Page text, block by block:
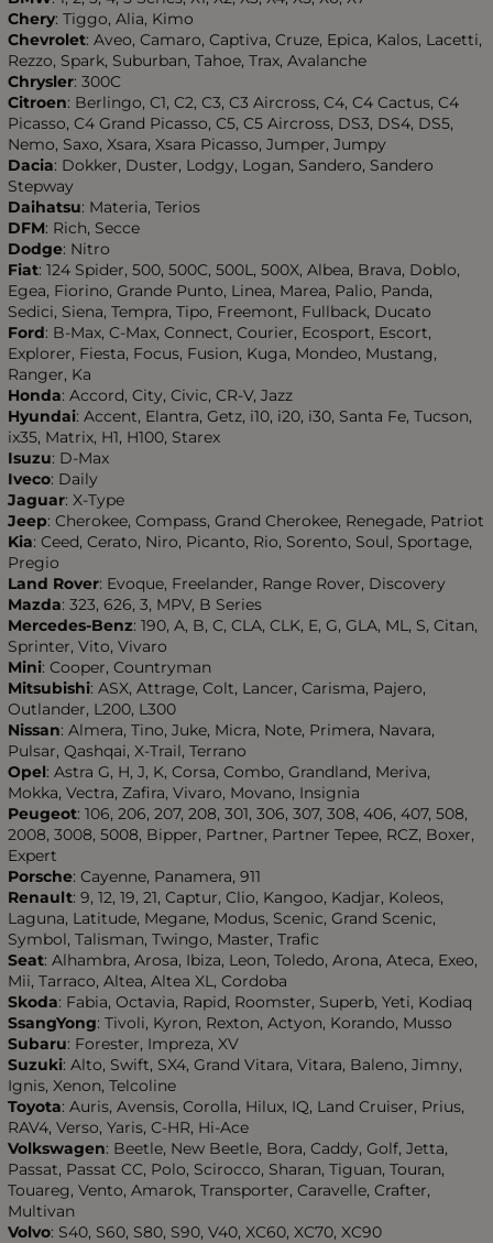
Chery: Tiggo, Alia, Kimo
Chevrolet: Aveo, Camaro, Captiva, Cruze, Epica, Kalos, Lacetti,
Rezzo, Spark, Suburban, Tahoe, Trax, Avalanche
Chrysler: 300C
Citroen: Berlingo, C1, C2, C3, C3 Aircross, C4, C4 Cactus, C4
Picasso, C4 Grand Picasso, C5, C5 Aircross, DS3, DS4, DS5,
Nemo, Saxo, Xsara, Xsara Picasso, Jumper, Jumpy
Dacia: Dokker, Duster, Lodgy, Logan, Sandero, Sandero
Stepway
Daihatsu: Materia, Terios
DFM: Rich, Secce
Dodge: Nitro
Fiat: 124 Spider, 500, 500C, 500L, 500X, Albea, Brava, Doblo,
Egea, Fiorino, Grande Punto, Linea, Marea, Palio, Panda,
Sedici, Siena, Tempra, Tipo, Freemont, Fullback, Ducato
Ford: B-Max, C-Max, Connect, Courier, Ecosport, Escort,
Explorer, Fiesta, Focus, Fusion, Kuga, Mondeo, Mustang,
Ranger, Ka
Honda: Accord, City, Civic, CR-V, Jazz
Hyundai: Accent, Elantra, Getz, i10, i20, i30, Santa Fe, Tucson,
ix35, Matrix, H1, H100, Starex
Isuzu: D-Max
Iveco: Daily
Jaguar: X-Type
Jeep: Cherokee, Compass, Grand Cherokee, Renegade, Patriot
Kia: Ceed, Cerato, Niro, Picanto, Rio, Sorento, Soul, Sportage,
Pregio
Land Rover: Evoque, Freelander, Range Rover, Discovery
Mazda: 323, 626, 3, MPV, B Series
Mercedes-Benz: 190, A, B, C, CLA, CLK, E, G, GLA, ML, S, Citan,
Sprinter, Vito, Vivaro
Mini: Cooper, Countryman
Mitsubishi: ASX, Attrage, Colt, Lancer, Carisma, Pajero,
Outlander, L200, L300
Nissan: Almera, Tino, Juke, Micra, Note, Primera, Navara,
Pulsar, Qashqai, X-Trail, Terrano
Opel: Astra G, H, J, K, Corsa, Combo, Grandland, Meriva,
Mokka, Vectra, Zafira, Vivaro, Movano, Insignia
Peugeot: 106, 206, 207, 208, 301, 306, 307, 308, 406, 407, 508,
2008, 3008, 5008, Bipper, Partner, Partner Tepee, RCZ, Boxer,
Expert
Porsche: Cayenne, Panamera, 911
Renault: 9, 12, 19, 21, Captur, Clio, Kangoo, Kadjar, Koleos,
Laguna, Latitude, Megane, Modus, Scenic, Grand Scenic,
Symbol, Talisman, Twingo, Master, Trafic
Seat: Alhambra, Arosa, Ibiza, Leon, Toledo, Arona, Ateca, Exeo,
Mii, Tarraco, Altea, Altea XL, Cordoba
Skoda: Fabia, Octavia, Rapid, Roomster, Superb, Yeti, Kodiaq
SsangYong: Tivoli, Kyron, Rexton, Actyon, Korando, Musso
Subaru: Forester, Impreza, XV
Suzuki: Alto, Swift, SX4, Grand Vitara, Vitara, Baleno, Jimny,
Ignis, Xenon, Telcoline
Toyota: Auris, Avensis, Corolla, Hilux, IQ, Land Cruiser, Prius,
RAV4, Verso, Yaris, C-HR, Hi-Ace
Volkswagen: Beetle, New Beetle, Bora, Caddy, Golf, Jetta,
Passat, Passat CC, Polo, Scirocco, Sharan, Tiguan, Touran,
Touareg, Vento, Amarok, Transporter, Caravelle, Crafter,
Multivan
Volvo: S40, S60, S80, S90, V40, XC60, XC70, XC90